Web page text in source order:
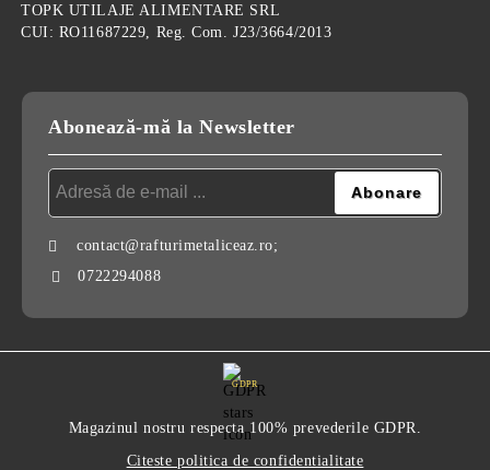
TOPK UTILAJE ALIMENTARE SRL
CUI: RO11687229, Reg. Com. J23/3664/2013
Abonează-mă la Newsletter
contact@rafturimetaliceaz.ro;
0722294088
GDPR
Magazinul nostru respecta 100% prevederile GDPR.
Citeste politica de confidentialitate